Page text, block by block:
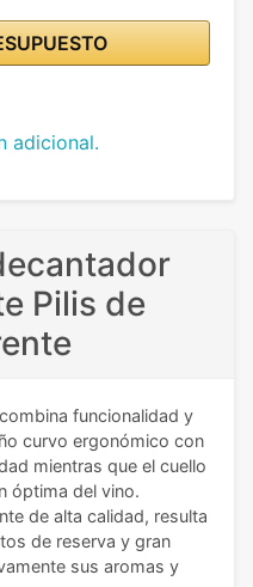
adicional.
Pilis de
combina funcionalidad y
curvo ergonómico con
mientras que el cuello
óptima del vino.
de alta calidad, resulta
de reserva y gran
sus aromas y